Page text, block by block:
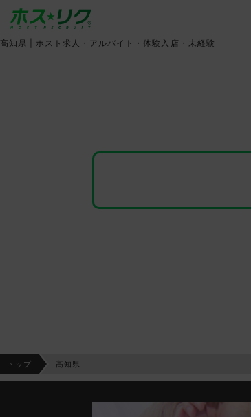
高知県 | ホスト求人・アルバイト・体験入店・未経験
トップ 高知県